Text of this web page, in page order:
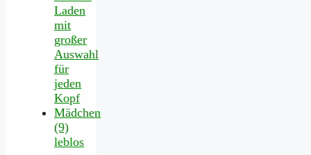
Laden
mit
großer
Auswahl
für
jeden
Kopf
Mädchen
(9)
leblos